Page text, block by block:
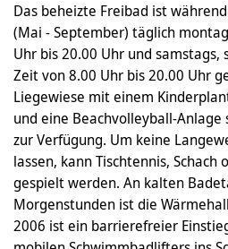
Das beheizte Freibad ist
(Mai - September) täglich
Uhr bis 20.00 Uhr und
Zeit von 8.00 Uhr bis 20.00 Uhr
Liegewiese mit einem
und eine Beachvolleyball-Anlage
zur Verfügung. Um keine
lassen, kann Tischtennis,
gespielt werden. An kalten
Morgenstunden ist die
2006 ist ein barrierefreier